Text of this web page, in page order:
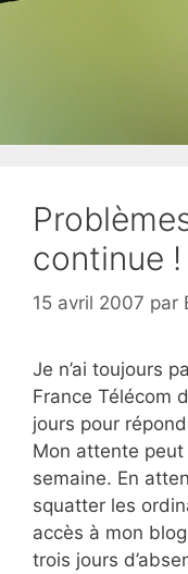
continue !
15 avril 2007 par
Je n’ai toujours
France Télécom
jours pour
Mon attente
semaine. En
squatter les
accès à mon
trois jours